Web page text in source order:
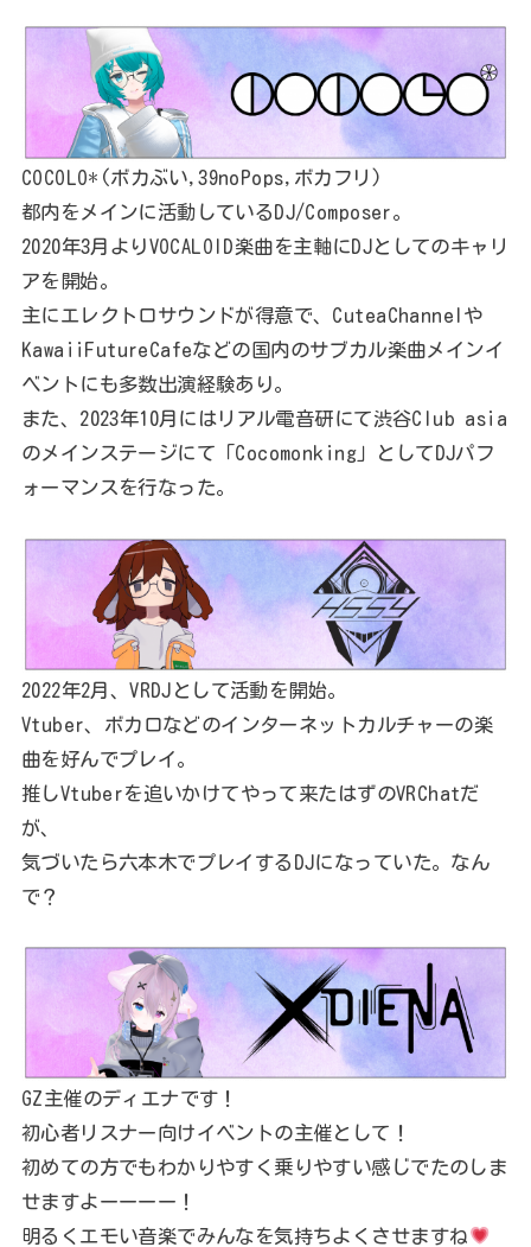
COCOLO*(ボカぶい,39noPops,ボカフリ)
都内をメインに活動しているDJ/Composer。
2020年3月よりVOCALOID楽曲を主軸にDJとしてのキャリ
アを開始。
主にエレクトロサウンドが得意で、CuteaChannelや
KawaiiFutureCafeなどの国内のサブカル楽曲メインイ
ベントにも多数出演経験あり。
また、2023年10月にはリアル電音研にて渋谷Club asia
のメインステージにて「Cocomonking」としてDJパフ
ォーマンスを行なった。
2022年2月、VRDJとして活動を開始。
Vtuber、ボカロなどのインターネットカルチャーの楽
曲を好んでプレイ。
推しVtuberを追いかけてやって来たはずのVRChatだ
が、
気づいたら六本木でプレイするDJになっていた。なん
で？
GZ主催のディエナです！
初心者リスナー向けイベントの主催として！
初めての方でもわかりやすく乗りやすい感じでたのしま
せますよーーーー！
明るくエモい音楽でみんなを気持ちよくさせますね